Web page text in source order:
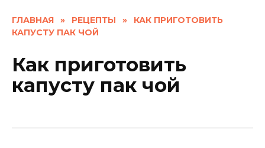
ГЛАВНАЯ » РЕЦЕПТЫ »
КАК ПРИГОТОВИТЬ
КАПУСТУ ПАК ЧОЙ
Как приготовить
капусту пак чой